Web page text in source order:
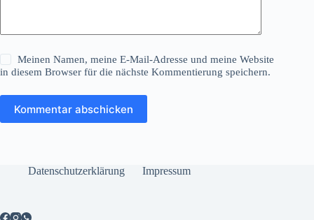
Meinen Namen, meine E-Mail-Adresse und meine Website
in diesem Browser für die nächste Kommentierung speichern.
Kommentar abschicken
Datenschutzerklärung Impressum